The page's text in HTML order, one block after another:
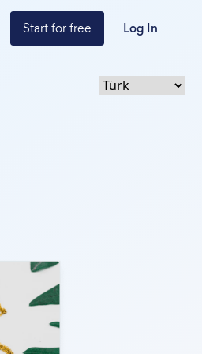
Start for free Log In